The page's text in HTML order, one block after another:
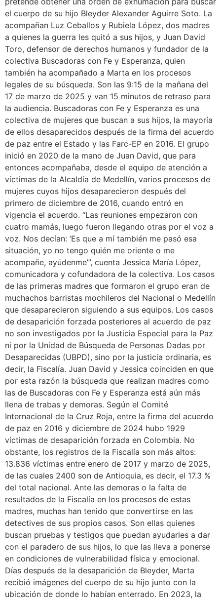
el cuerpo de su hijo Bleyder Alexander Aguirre Soto. La
acompañan Luz Ceballos y Rubiela López, dos madres
a quienes la guerra les quitó a sus hijos, y Juan David
Toro, defensor de derechos humanos y fundador de la
colectiva Buscadoras con Fe y Esperanza, quien
también ha acompañado a Marta en los procesos
legales de su búsqueda. Son las 9:15 de la mañana del
17 de marzo de 2025 y van 15 minutos de retraso para
la audiencia. Buscadoras con Fe y Esperanza es una
colectiva de mujeres que buscan a sus hijos, la mayoría
de ellos desaparecidos después de la firma del acuerdo
de paz entre el Estado y las Farc-EP en 2016. El grupo
inició en 2020 de la mano de Juan David, que para
entonces acompañaba, desde el equipo de atención a
víctimas de la Alcaldía de Medellín, varios procesos de
mujeres cuyos hijos desaparecieron después del
primero de diciembre de 2016, cuando entró en
vigencia el acuerdo. “Las reuniones empezaron con
cuatro mamás, luego fueron llegando otras por el voz a
voz. Nos decían: ‘Es que a mí también me pasó esa
situación, yo no tengo quién me oriente o me
acompañe, ayúdenme’”, cuenta Jessica María López,
comunicadora y cofundadora de la colectiva. Los casos
de las primeras madres que formaron el grupo eran de
muchachos barristas mochileros del Nacional o Medellín
que desaparecieron siguiendo a sus equipos. Los casos
de desaparición forzada posteriores al acuerdo de paz
no son investigados por la Justicia Especial para la Paz
ni por la Unidad de Búsqueda de Personas Dadas por
Desaparecidas (UBPD), sino por la justicia ordinaria, es
decir, la Fiscalía. Juan David y Jessica coinciden en que
por esta razón la búsqueda que realizan madres como
las de Buscadoras con Fe y Esperanza está aún más
llena de trabas y demoras. Según el Comité
Internacional de la Cruz Roja, entre la firma del acuerdo
de paz en 2016 y diciembre de 2024 hubo 1929
víctimas de desaparición forzada en Colombia. No
obstante, los registros de la Fiscalía son más altos:
13.836 víctimas entre enero de 2017 y marzo de 2025,
de las cuales 2400 son de Antioquia, es decir, el 17.3 %
del total nacional. Ante las demoras o la falta de
resultados de la Fiscalía en los procesos de estas
madres, muchas han tenido que convertirse en las
detectives de sus propios casos. Son ellas quienes
buscan pruebas y testigos que puedan ayudarles a dar
con el paradero de sus hijos, lo que las lleva a ponerse
en condiciones de vulnerabilidad física y emocional.
Días después de la desaparición de Bleyder, Marta
recibió imágenes del cuerpo de su hijo junto con la
ubicación de donde lo habían enterrado. En 2023, la